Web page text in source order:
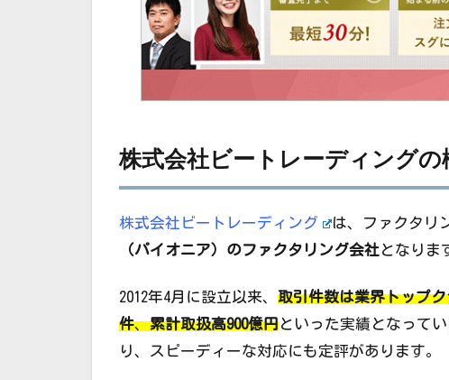
株式会社ビートレーディングの
株式会社ビートレーディング は、ファクタリ
（パイオニア）のファクタリング会社となりま
2012年4月に設立以来、 取引件数は業界トップ
件、累計取扱高900億円といった実績となって
り、スピーディーな対応にも定評があります。